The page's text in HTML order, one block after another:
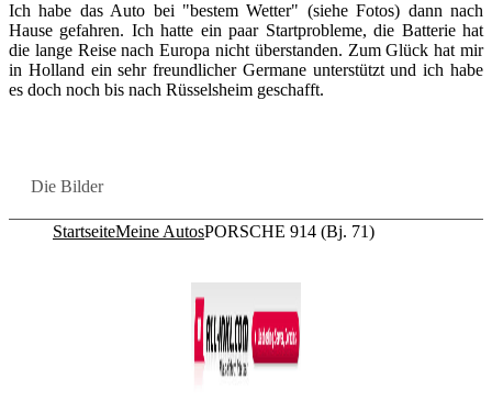
Ich habe das Auto bei "bes­tem Wet­ter" (siehe Fotos) dann nach
Hause ge­fah­ren. Ich hatte ein paar Start­pro­ble­me, die Bat­te­rie hat
die lange Reise nach Eu­ro­pa nicht über­stan­den. Zum Glück hat mir
in Hol­land ein sehr freund­li­cher Ger­ma­ne un­ter­stützt und ich habe
es doch noch bis nach Rüs­sels­heim ge­schafft.
Die Bil­der
StartseiteMeine AutosPORSCHE 914 (Bj. 71)